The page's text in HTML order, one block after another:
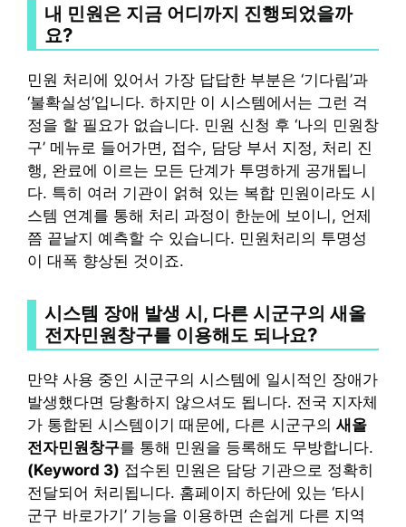
내 민원은 지금 어디까지 진행되었을까
요?
민원 처리에 있어서 가장 답답한 부분은 ‘기다림’과
‘불확실성’입니다. 하지만 이 시스템에서는 그런 걱
정을 할 필요가 없습니다. 민원 신청 후 ‘나의 민원창
구’ 메뉴로 들어가면, 접수, 담당 부서 지정, 처리 진
행, 완료에 이르는 모든 단계가 투명하게 공개됩니
다. 특히 여러 기관이 얽혀 있는 복합 민원이라도 시
스템 연계를 통해 처리 과정이 한눈에 보이니, 언제
쯤 끝날지 예측할 수 있습니다. 민원처리의 투명성
이 대폭 향상된 것이죠.
시스템 장애 발생 시, 다른 시군구의 새올
전자민원창구를 이용해도 되나요?
만약 사용 중인 시군구의 시스템에 일시적인 장애가
발생했다면 당황하지 않으셔도 됩니다. 전국 지자체
가 통합된 시스템이기 때문에, 다른 시군구의 새올
전자민원창구를 통해 민원을 등록해도 무방합니다.
(Keyword 3) 접수된 민원은 담당 기관으로 정확히
전달되어 처리됩니다. 홈페이지 하단에 있는 ‘타시
군구 바로가기’ 기능을 이용하면 손쉽게 다른 지역